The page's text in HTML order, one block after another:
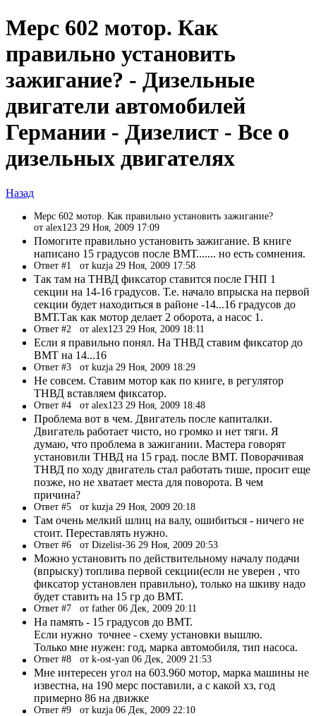
Мерс 602 мотор. Как
правильно установить
зажигание? - Дизельные
двигатели автомобилей
Германии - Дизелист - Все о
дизельных двигателях
Назад
Мерс 602 мотор. Как правильно установить зажигание?
от alex123 29 Ноя, 2009 17:09
Помогите правильно установить зажигание. В книге
написано 15 градусов после ВМТ....... но есть сомнения.
Ответ #1 от kuzja 29 Ноя, 2009 17:58
Так там на ТНВД фиксатор ставится после ГНП 1
секции на 14-16 градусов. Т.е. начало впрыска на первой
секции будет находиться в районе -14...16 градусов до
ВМТ.Так как мотор делает 2 оборота, а насос 1.
Ответ #2 от alex123 29 Ноя, 2009 18:11
Если я правильно понял. На ТНВД ставим фиксатор до
ВМТ на 14...16
Ответ #3 от kuzja 29 Ноя, 2009 18:29
Не совсем. Ставим мотор как по книге, в регулятор
ТНВД вставляем фиксатор.
Ответ #4 от alex123 29 Ноя, 2009 18:48
Проблема вот в чем. Двигатель после капиталки.
Двигатель работает чисто, но громко и нет тяги. Я
думаю, что проблема в зажигании. Мастера говорят
установили ТНВД на 15 град. после ВМТ. Поворачивая
ТНВД по ходу двигатель стал работать тише, просит еще
позже, но не хватает места для поворота. В чем
причина?
Ответ #5 от kuzja 29 Ноя, 2009 20:18
Там очень мелкий шлиц на валу, ошибиться - ничего не
стоит. Переставлять нужно.
Ответ #6 от Dizelist-36 29 Ноя, 2009 20:53
Можно установить по действительному началу подачи
(впрыску) топлива первой секции(если не уверен , что
фиксатор установлен правильно), только на шкиву надо
будет ставить на 15 гр до ВМТ.
Ответ #7 от father 06 Дек, 2009 20:11
На память - 15 градусов до ВМТ.
Если нужно точнее - схему установки вышлю.
Только мне нужен: год, марка автомобиля, тип насоса.
Ответ #8 от k-ost-yan 06 Дек, 2009 21:53
Мне интересен угол на 603.960 мотор, марка машины не
известна, на 190 мерс поставили, а с какой хз, год
примерно 86 на движке
Ответ #9 от kuzja 06 Дек, 2009 22:10